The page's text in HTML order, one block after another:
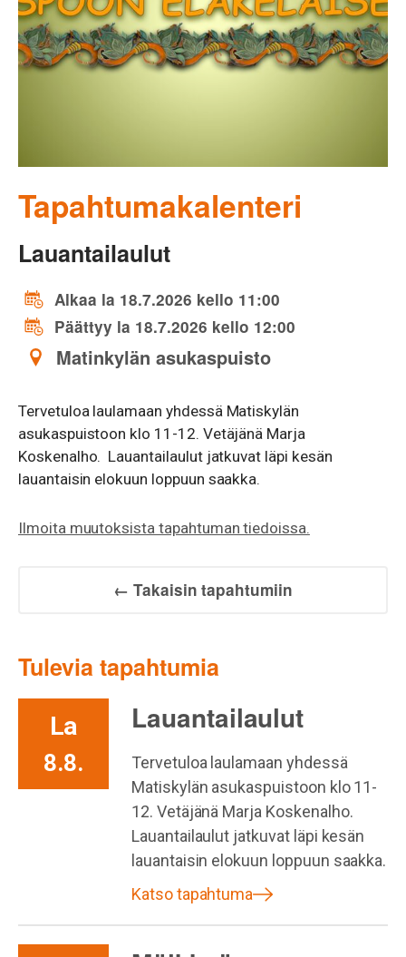
Tapahtumakalenteri
Lauantailaulut
Alkaa la 18.7.2026 kello 11:00
Päättyy la 18.7.2026 kello 12:00
Matinkylän asukaspuisto
Tervetuloa laulamaan yhdessä Matiskylän
asukaspuistoon klo 11-12. Vetäjänä Marja
Koskenalho. Lauantailaulut jatkuvat läpi kesän
lauantaisin elokuun loppuun saakka.
Ilmoita muutoksista tapahtuman tiedoissa.
← Takaisin tapahtumiin
Tulevia tapahtumia
La
8.8.
Lauantailaulut
Tervetuloa laulamaan yhdessä
Matiskylän asukaspuistoon klo 11-
12. Vetäjänä Marja Koskenalho.
Lauantailaulut jatkuvat läpi kesän
lauantaisin elokuun loppuun saakka.
Katso tapahtuma